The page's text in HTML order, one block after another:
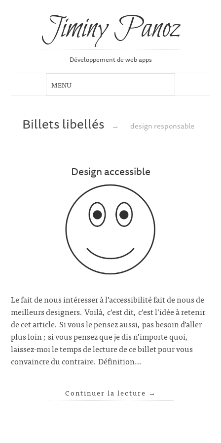
Jiminy Panoz
Développement de web apps
Billets libellés → design responsable
Design accessible
Le fait de nous intéresser à l’accessibilité fait de nous de
meilleurs designers. Voilà, c’est dit, c’est l’idée à retenir
de cet article. Si vous le pensez aussi, pas besoin d’aller
plus loin ; si vous pensez que je dis n’importe quoi,
laissez-moi le temps de lecture de ce billet pour vous
convaincre du contraire. Définition…
Continuer la lecture →